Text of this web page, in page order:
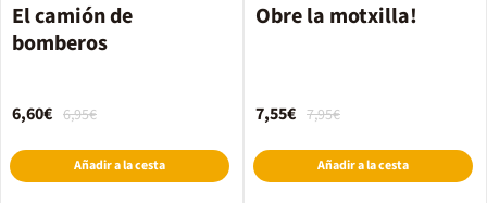
El camión de
bomberos
6,95€
6,60€
Añadir a la cesta
Obre la motxilla!
7,95€
7,55€
Añadir a la cesta